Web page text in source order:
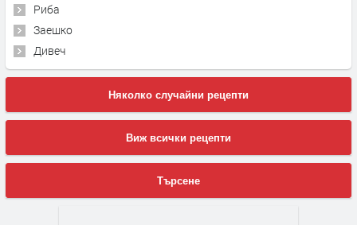
Риба
Заешко
Дивеч
Няколко случайни рецепти
Виж всички рецепти
Търсене